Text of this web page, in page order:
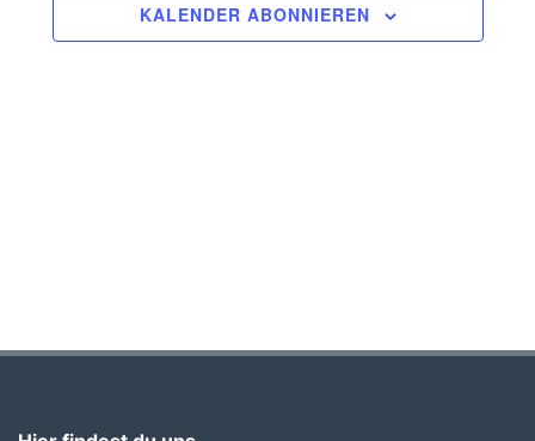
KALENDER ABONNIEREN